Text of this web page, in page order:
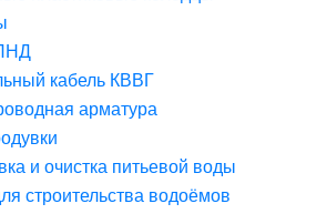
кабель КВВГ
арматура
и очистка питьевой воды
строительства водоёмов